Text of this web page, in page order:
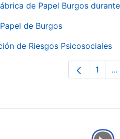
de Papel Burgos
de Burgos
de Riesgos Psicosociales
Page
1 ...